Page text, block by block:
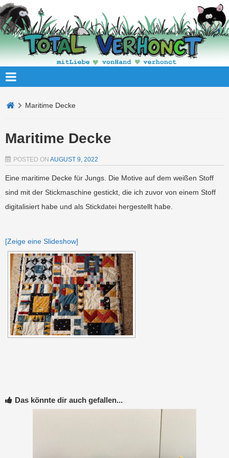
Maritime Decke
Maritime Decke
POSTED ON AUGUST 9, 2022
Eine maritime Decke für Jungs. Die Motive auf dem weißen Stoff
sind mit der Stickmaschine gestickt, die ich zuvor von einem Stoff
digitalisiert habe und als Stickdatei hergestellt habe.
[Zeige eine Slideshow]
Das könnte dir auch gefallen...